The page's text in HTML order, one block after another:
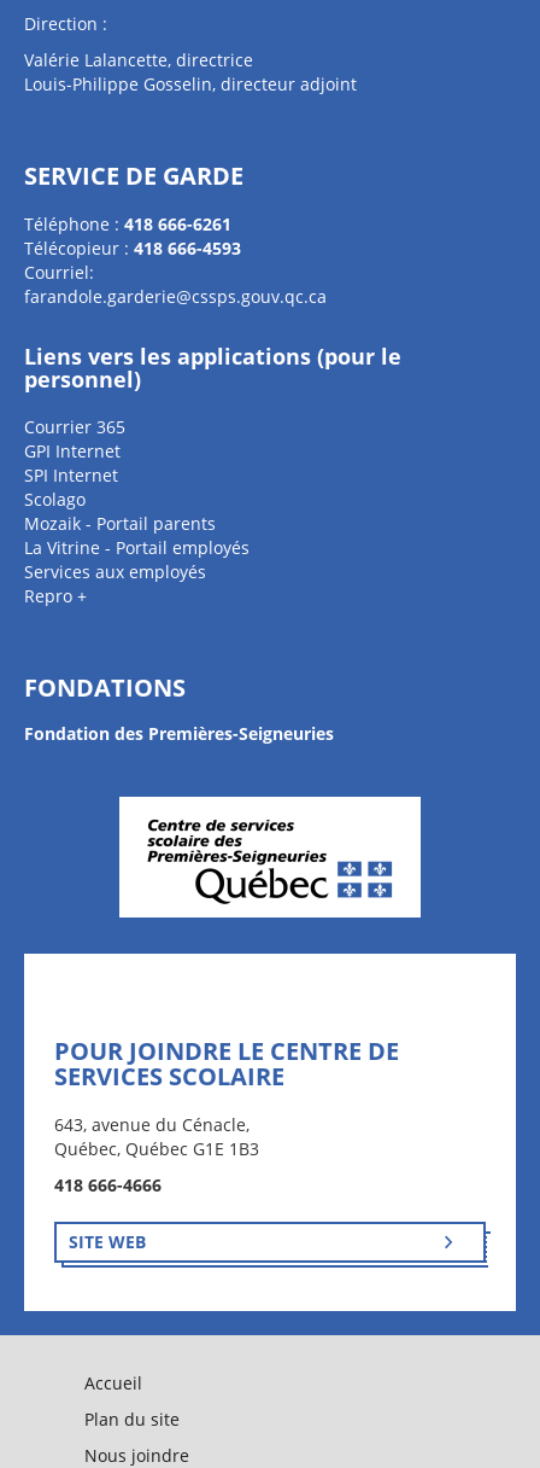
Direction :
Valérie Lalancette, directrice
Louis-Philippe Gosselin, directeur adjoint
SERVICE DE GARDE
Téléphone : 418 666-6261
Télécopieur : 418 666-4593
Courriel:
farandole.garderie@cssps.gouv.qc.ca
Liens vers les applications (pour le
personnel)
Courrier 365
GPI Internet
SPI Internet
Scolago
Mozaik - Portail parents
La Vitrine - Portail employés
Services aux employés
Repro +
FONDATIONS
Fondation des Premières-Seigneuries
POUR JOINDRE LE CENTRE DE
SERVICES SCOLAIRE
643, avenue du Cénacle,
Québec, Québec G1E 1B3
418 666-4666
SITE WEB
Accueil
Plan du site
Nous joindre